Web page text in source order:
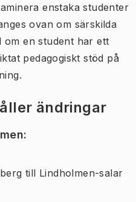
enstaka studenter
ovan om särskilda
om en student har ett
pedagogiskt stöd på
ändringar
:
till Lindholmen-salar